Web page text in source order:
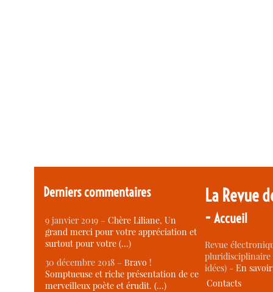
Derniers commentaires
9 janvier 2019 –Chère Liliane, Un
grand merci pour votre appréciation et
surtout pour votre (…)
30 décembre 2018 –Bravo !
Somptueuse et riche présentation de ce
merveilleux poète et érudit. (…)
La Revue
-Accueil
Revue
idées) -En
Contacts